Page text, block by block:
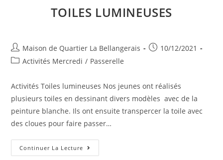
TOILES LUMINEUSES
Auteur/autrice
de
Maison de Quartier La Bellangerais
Publication
10/12/2021
PostActivités Mercredi / Passerelle
Activités Toiles lumineuses Nos jeunes ont réalisés
plusieurs toiles en dessinant divers modèles avec de la
peinture blanche. Ils ont ensuite transpercer la toile avec
des cloues pour faire passer…
Continuer La Lecture Toiles
Lumineuses